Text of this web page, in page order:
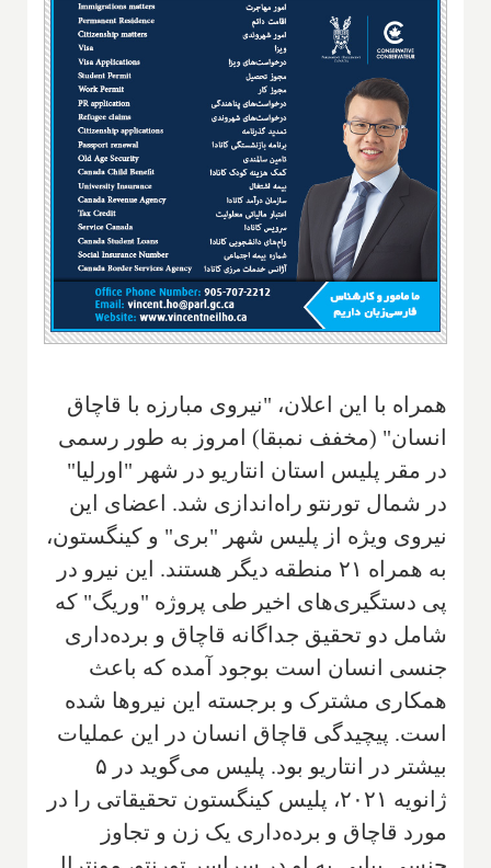
همراه با این اعلان، "نیروی مبارزه با قاچاق
انسان" (مخفف نمبقا) امروز به طور رسمی
در مقر پلیس استان انتاریو در شهر "اورلیا"
در شمال تورنتو راه‌اندازی شد. اعضای این
نیروی ویژه از پلیس شهر "بری" و کینگستون،
به همراه ۲۱ منطقه دیگر هستند. این نیرو در
پی دستگیری‌های اخیر طی پروژه "وریگ" که
شامل دو تحقیق جداگانه قاچاق و برده‌داری
جنسی انسان است بوجود آمده که باعث
همکاری مشترک و برجسته این نیروها شده
است. پیچیدگی قاچاق انسان در این عملیات
بیشتر در انتاریو بود. پلیس می‌گوید در ۵
ژانویه ۲۰۲۱، پلیس کینگستون تحقیقاتی را در
مورد قاچاق و برده‌داری یک زن و تجاوز